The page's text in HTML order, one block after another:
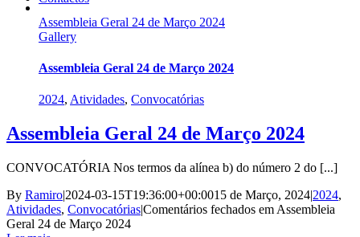
Assembleia Geral 24 de Março 2024
Gallery
Assembleia Geral 24 de Março 2024
2024, Atividades, Convocatórias
Assembleia Geral 24 de Março 2024
CONVOCATÓRIA Nos termos da alínea b) do número 2 do [...]
By Ramiro|2024-03-15T19:36:00+00:0015 de Março, 2024|2024,
Atividades, Convocatórias|Comentários fechados em Assembleia
Geral 24 de Março 2024